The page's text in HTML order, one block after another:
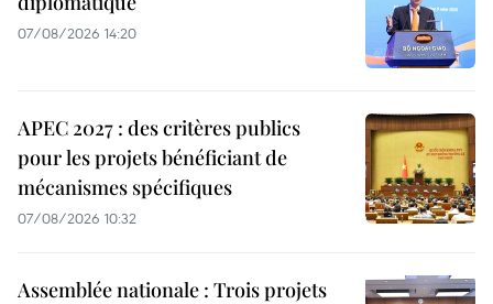
07/08/2026 14:20
APEC 2027 : des critères publics
pour les projets bénéficiant de
mécanismes spécifiques
07/08/2026 10:32
Assemblée nationale : Trois projets